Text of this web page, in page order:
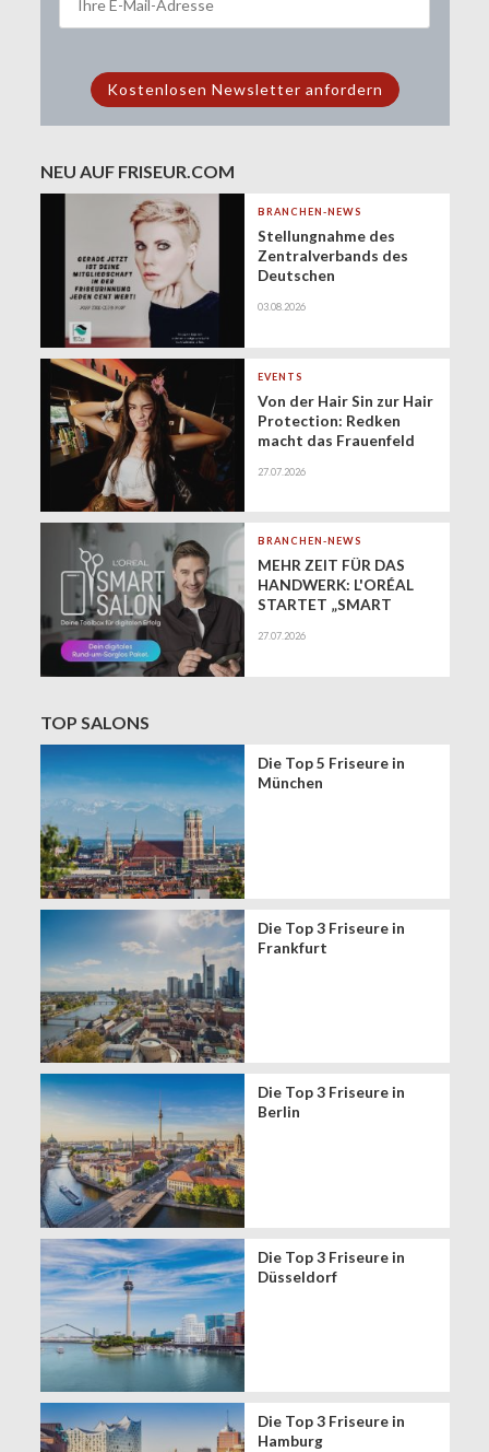
NEU AUF FRISEUR.COM
BRANCHEN-NEWS
Stellungnahme des
Zentralverbands des
Deutschen
Zukunft der
(Minijobs)
03.08.2026
EVENTS
Von der Hair Sin zur Hair
Protection: Redken
macht das Frauenfeld
gesundes Haar
27.07.2026
BRANCHEN-NEWS
MEHR ZEIT FÜR DAS
HANDWERK: L'ORÉAL
STARTET „SMART
EXKLUSIVEN BUSINESS-
27.07.2026
TOP SALONS
Die Top 5 Friseure in
München
Die Top 3 Friseure in
Frankfurt
Die Top 3 Friseure in
Berlin
Die Top 3 Friseure in
Düsseldorf
Die Top 3 Friseure in
Hamburg